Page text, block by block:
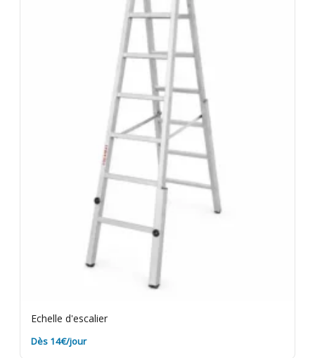
Echelle d'escalier
Dès 14€/jour